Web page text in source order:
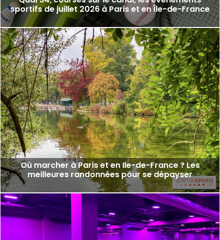
sportifs de juillet 2026 à Paris et en Île-de-France
Où marcher à Paris et en Ile-de-France ? Les
meilleures randonnées pour se dépayser